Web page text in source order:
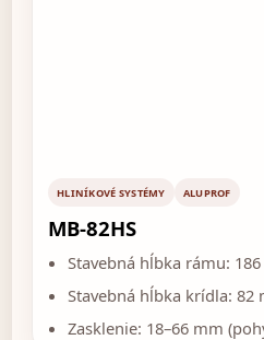
HLINÍKOVÉ SYSTÉMY ALUPROF
MB-82HS
Stavebná hĺbka rámu:
Stavebná hĺbka krídla: 82
Zasklenie: 18–66 mm